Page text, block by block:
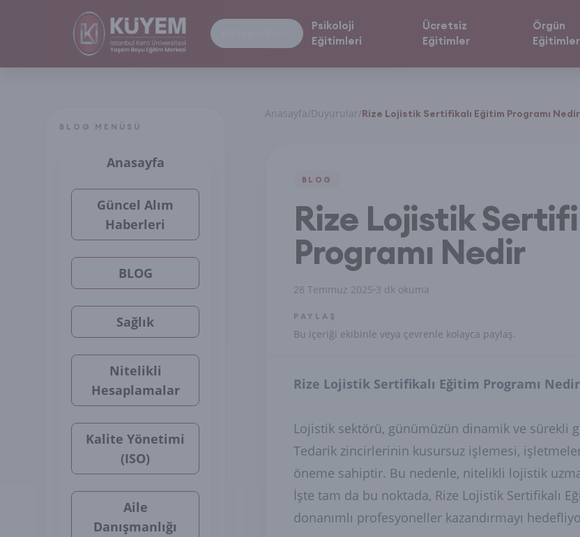
Psikoloji
Eğitimleri
Ücretsiz
Eğitimler
Örgün
Eğitimler
BLOG MENÜSÜ
Anasayfa
Güncel Alım
Haberleri
BLOG
Sağlık
Nitelikli
Hesaplamalar
Kalite Yönetimi
(ISO)
Aile
Danışmanlığı
Anasayfa/Duyurular/Rize Lojistik Sertifikalı Eğitim Programı Nedir
BLOG
Rize Lojistik
Programı Nedir
28 Temmuz 2025 3 dk okuma
PAYLAŞ
Bu içeriği ekibinle veya çevrenle kolayca paylaş.
Rize Lojistik Sertifikalı Eğitim Programı
Lojistik sektörü, günümüzün dinamik ve sürekli
Tedarik zincirlerinin kusursuz işlemesi,
öneme sahiptir. Bu nedenle, nitelikli lojistik
İşte tam da bu noktada, Rize Lojistik Sertifikalı
donanımlı profesyoneller kazandırmayı